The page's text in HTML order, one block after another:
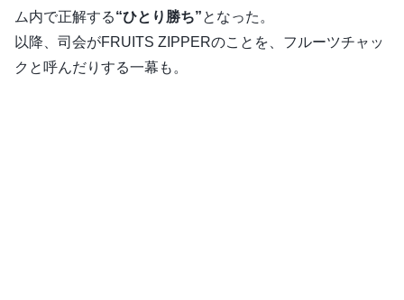
ム内で正解する“ひとり勝ち”となった。
以降、司会がFRUITS ZIPPERのことを、フルーツチャッ
クと呼んだりする一幕も。